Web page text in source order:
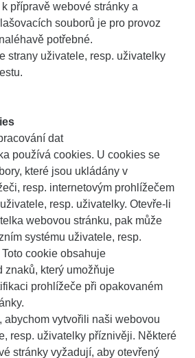
přípravě webové stránky a
souborů je pro provoz
potřebné.
strany uživatele, resp. uživatelky
dat
používá cookies. U cookies se
které jsou ukládány v
resp. internetovým prohlížečem
resp. uživatelky. Otevře-li
webovou stránku, pak může
systému uživatele, resp.
cookie obsahuje
znaků, který umožňuje
prohlížeče při opakovaném
abychom vytvořili naši webovou
resp. uživatelky příznivěji. Některé
stránky vyžadují, aby otevřený